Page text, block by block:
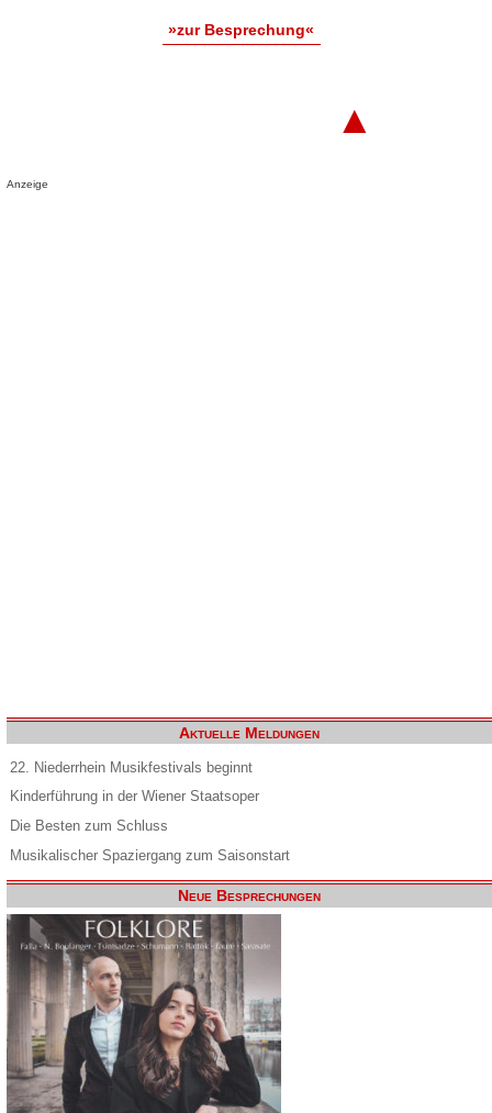
»zur Besprechung«
▲
Anzeige
Aktuelle Meldungen
22. Niederrhein Musikfestivals beginnt
Kinderführung in der Wiener Staatsoper
Die Besten zum Schluss
Musikalischer Spaziergang zum Saisonstart
Neue Besprechungen